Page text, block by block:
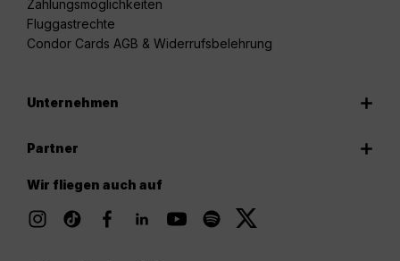
Zahlungsmöglichkeiten
Fluggastrechte
Condor Cards AGB & Widerrufsbelehrung
Unternehmen
Partner
Wir fliegen auch auf